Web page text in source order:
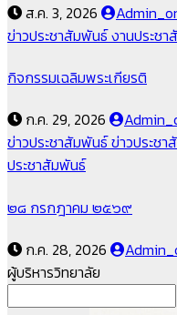
ส.ค. 3, 2026
ข่าวประชาสัมพันธ์งานประช
กิจกรรมเฉลิมพระเกียรติ
ก.ค. 29, 2026
ข่าวประชาสัมพันธ์ข่าวประช
ประชาสัมพันธ์
๒๘ กรกฎาคม ๒๕๖๙
ก.ค. 28, 2026
ผู้บริหารวิทยาลัย